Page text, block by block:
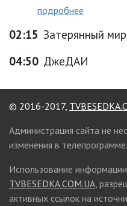
подробнее
02:15 Затерянный мир
04:50 ДжеДАИ
© 2016-2017,
Администрация сайта не
изменения в телепрограмме.
Использование
TVBESEDKA.COM.UA,
активных ссылок на